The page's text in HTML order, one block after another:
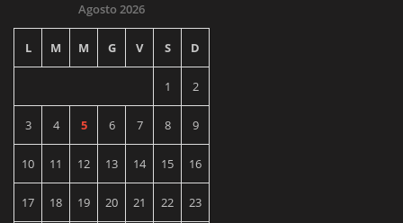
Agosto 2026
L M M G V S D
1 2
3 4 5 6 7 8 9
10 11 12 13 14 15 16
17 18 19 20 21 22 23